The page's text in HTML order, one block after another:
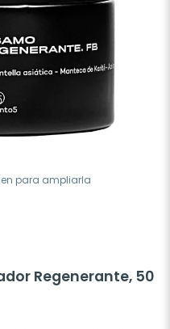
para ampliarla
Regenerante, 50